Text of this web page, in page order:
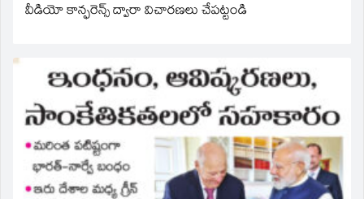
వీడియో కాన్ఫరెన్స్ ద్వారా విచారణలు చేపట్టండి